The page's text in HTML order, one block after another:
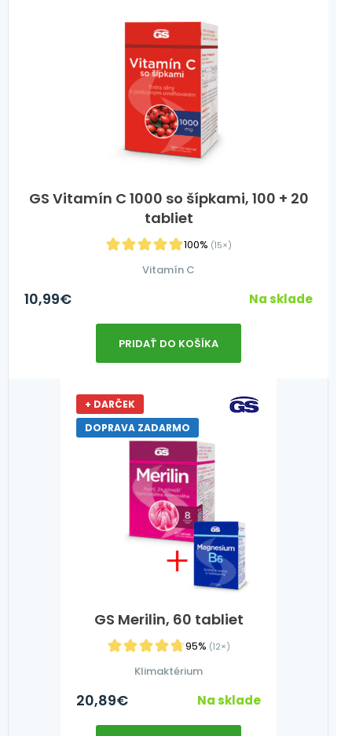
GS Vitamín C 1000 so šípkami, 100 + 20
tabliet
100% (15×)
Vitamín C
10,99€ Na sklade
PRIDAŤ DO KOŠÍKA
GS Merilin, 60 tabliet
95% (12×)
+ DARČEK
DOPRAVA ZADARMO
Klimaktérium
20,89€ Na sklade